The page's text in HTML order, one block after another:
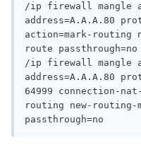
/ip firewall mangle
address=A.A.A.80
action=mark-routing
route passthrough=no
/ip firewall mangle
address=A.A.A.80
64999 connection-
routing new-routing-
passthrough=no